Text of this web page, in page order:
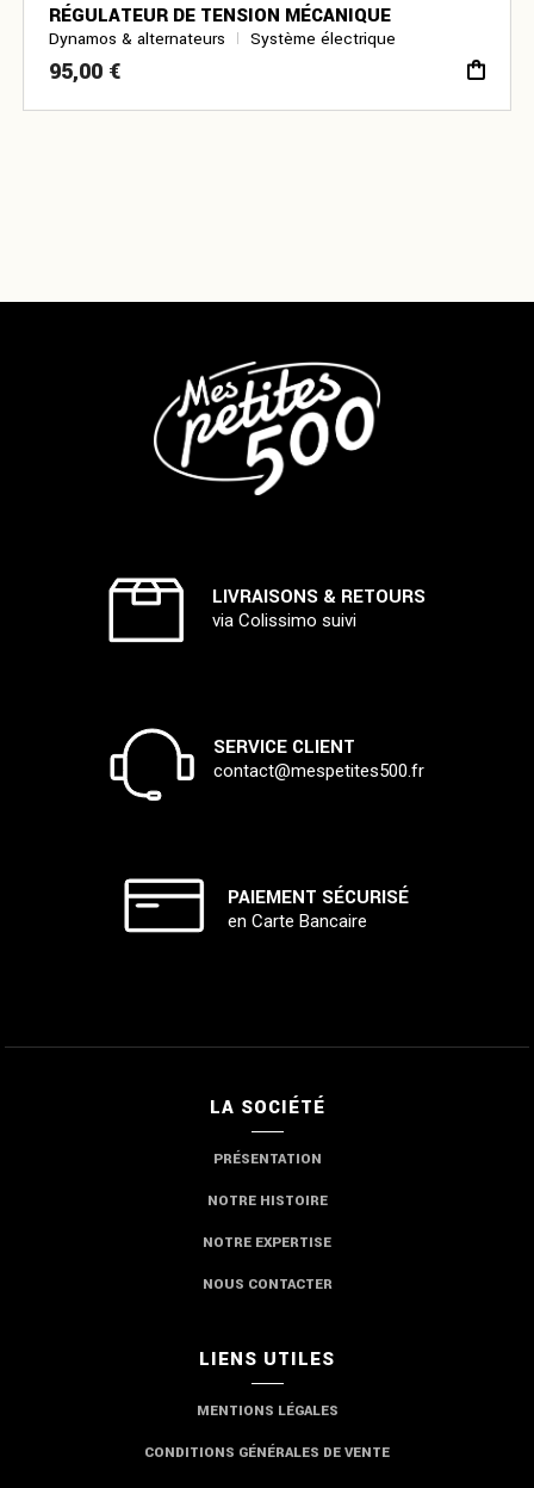
RÉGULATEUR DE TENSION MÉCANIQUE
Dynamos & alternateurs Système électrique
95,00 €
LIVRAISONS & RETOURS
via Colissimo suivi
SERVICE CLIENT
contact@mespetites500.fr
PAIEMENT SÉCURISÉ
en Carte Bancaire
LA SOCIÉTÉ
PRÉSENTATION
NOTRE HISTOIRE
NOTRE EXPERTISE
NOUS CONTACTER
LIENS UTILES
MENTIONS LÉGALES
CONDITIONS GÉNÉRALES DE VENTE